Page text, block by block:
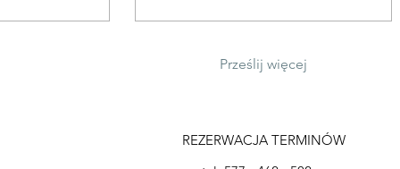
Pierre Maroisa przy
Prześlij więcej
REZERWACJA TERMINÓW